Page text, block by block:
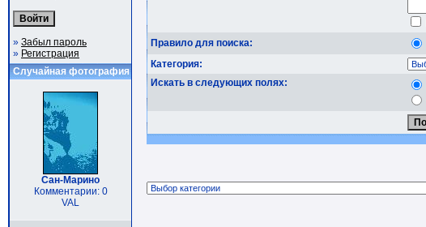
» Забыл пароль
» Регистрация
Случайная фотография
Сан-Марино
Комментарии: 0
VAL
Правило для поиска:
Категория:
Искать в следующих полях: